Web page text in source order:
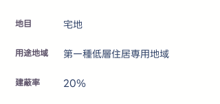
地目 宅地
用途地域 第一種低層住居専用地域
建蔽率 20％